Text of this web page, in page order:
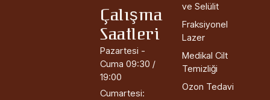
Çalışma
Saatleri
Pazartesi -
Cuma 09:30 /
19:00
Cumartesi:
ve Selülit
Fraksiyonel
Lazer
Medikal Cilt
Temizliği
Ozon Tedavi